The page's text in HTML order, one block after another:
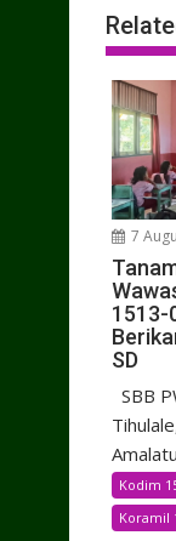
7
1513-
SD
SBB
Kodim
Koramil